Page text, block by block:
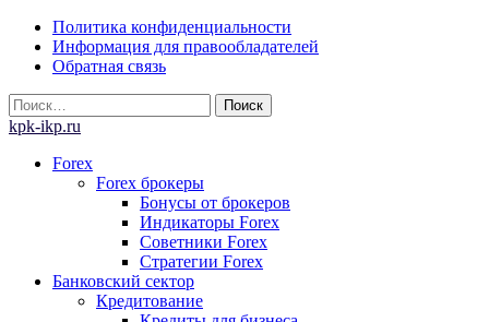
Skip
content
Политика конфиденциальности
Информация для правообладателей
Обратная связь
Найти:
kpk-ikp.ru
Forex
Forex брокеры
Бонусы от брокеров
Индикаторы Forex
Советники Forex
Стратегии Forex
Банковский сектор
Кредитование